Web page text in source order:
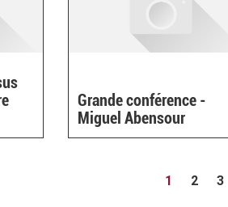
Grande conférence -
Miguel Abensour
1 2 3